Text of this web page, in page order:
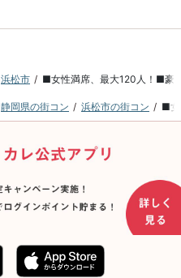
浜松市 ■女性満席、最大120人！■豪
静岡県の街コン 浜松市の街コン ■女